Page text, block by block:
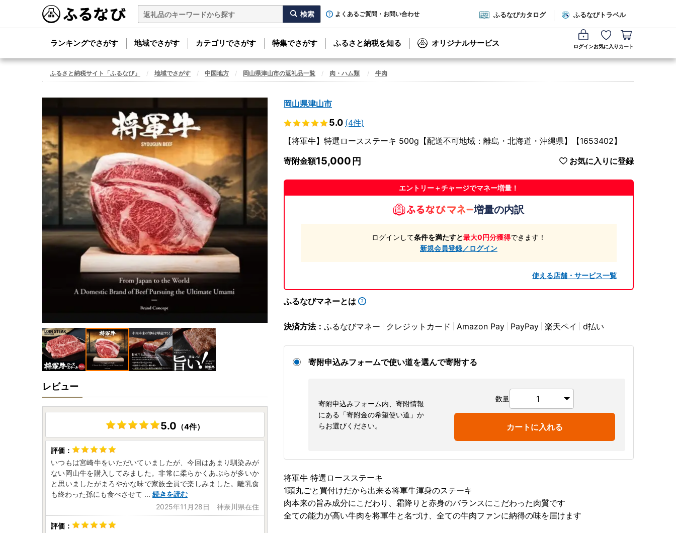
よくあるご質問・お問い合わせ ふるなびカタログ ふるなびトラベル
ランキングでさがす 地域でさがす カテゴリでさがす 特集でさがす ふるさと納税を知る オリジナルサービス ログインお気に入り カート
ふるさと納税サイト「ふるなび」 地域でさがす 中国地方 岡山県津山市の返礼品一覧 肉・ハム類 牛肉
岡山県津山市
5.0 (4件)
【将軍牛】特選ロースステーキ 500g【配送不可地域：離島・北海道・沖縄県】【1653402】
寄附金額15,000 お気に入りに登録
エントリー＋チャージでマネー増量！
増量の内訳
ログインして条件を満たすと最大0円分獲得できます！
新規会員登録／ログイン
使える店舗・サービス一覧
ふるなびマネーとは
決済方法： ふるなびマネー クレジットカード Amazon Pay PayPay 楽天ペイ d払い
寄附申込みフォームで使い道を選んで寄附する
寄附申込みフォーム内、寄附情報
にある「寄附金の希望使い道」か
らお選びください。
数量
カートに入れる
将軍牛 特選ロースステーキ
1頭丸ごと買付けだから出来る将軍牛渾身のステーキ
肉本来の旨み成分にこだわり、霜降りと赤身のバランスにこだわった肉質です
全ての能力が高い牛肉を将軍牛と名づけ、全ての牛肉ファンに納得の味を届けます
レビュー
5.0 （4件）
いつもは宮崎牛をいただいていましたが、今回はあまり馴染みが
ない岡山牛を購入してみました。非常に柔らかくあぶらが多いか
と思いましたがまろやかな味で家族全員で楽しみました。離乳食
も終わった孫にも食べさせて ... 続きを読む
2025年11月28日 神奈川県在住